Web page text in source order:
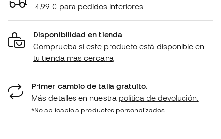
4,99 € para pedidos inferiores
Disponibilidad en tienda
Comprueba si este producto está disponible en
tu tienda más cercana
Primer cambio de talla gratuito.
Más detalles en nuestra política de devolución.
*No aplicable a productos personalizados.